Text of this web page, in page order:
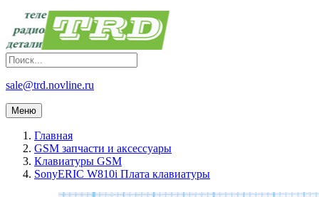
sale@trd.novline.ru
Меню
Главная
GSM запчасти и аксессуары
Клавиатуры GSM
SonyERIC W810i Плата клавиатуры